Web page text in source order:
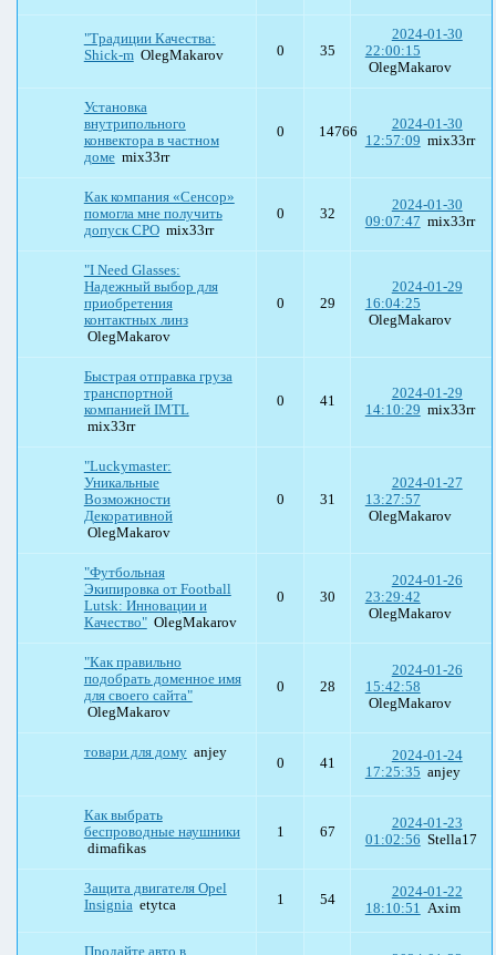
"Традиции Качества:
Shick-m OlegMakarov 0 35
2024-01-30
22:00:15
OlegMakarov
Установка
внутрипольного
конвектора в частном
доме mix33rr
0 14766
2024-01-30
12:57:09 mix33rr
Как компания «Сенсор»
помогла мне получить
допуск СРО mix33rr
0 32
2024-01-30
09:07:47 mix33rr
"I Need Glasses:
Надежный выбор для
приобретения
контактных линз
OlegMakarov
0 29
2024-01-29
16:04:25
OlegMakarov
Быстрая отправка груза
транспортной
компанией IMTL
mix33rr
0 41
2024-01-29
14:10:29 mix33rr
"Luckymaster:
Уникальные
Возможности
Декоративной
OlegMakarov
0 31
2024-01-27
13:27:57
OlegMakarov
"Футбольная
Экипировка от Football
Lutsk: Инновации и
Качество" OlegMakarov
0 30
2024-01-26
23:29:42
OlegMakarov
"Как правильно
подобрать доменное имя
для своего сайта"
OlegMakarov
0 28
2024-01-26
15:42:58
OlegMakarov
товари для дому anjey
0 41
2024-01-24
17:25:35 anjey
Как выбрать
беспроводные наушники
dimafikas
1 67
2024-01-23
01:02:56 Stella17
Защита двигателя Opel
Insignia etytca 1 54
2024-01-22
18:10:51 Axim
Продайте авто в